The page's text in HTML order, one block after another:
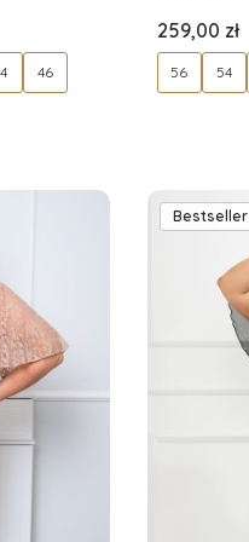
46
Cena
259,00 zł
56 54
Bestseller